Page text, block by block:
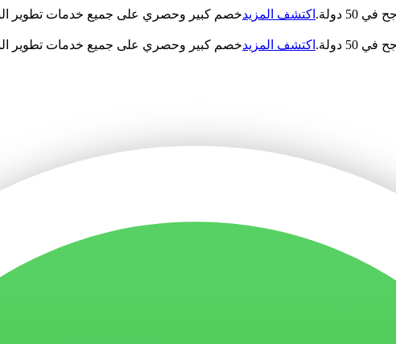
اكتشف المزيدخصم كبير وحصري على جميع خدمات تطوير
اكتشف المزيدخصم كبير وحصري على جميع خدمات تطوير